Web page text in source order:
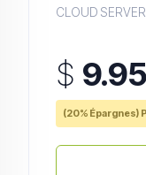
CLOUD
$ 9.95
(20% Épargnes)